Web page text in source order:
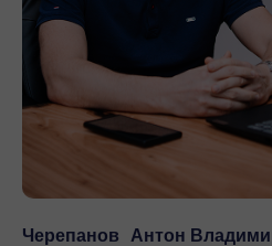
положение
решают, встанет
поведёт себя смазка.
присоединительных
по которой подходящий «на
удаётся смонтировать.
Тип и диаметр выходного
полый) должны совпасть с
Плюсусловия среды—
Черепанов Антон